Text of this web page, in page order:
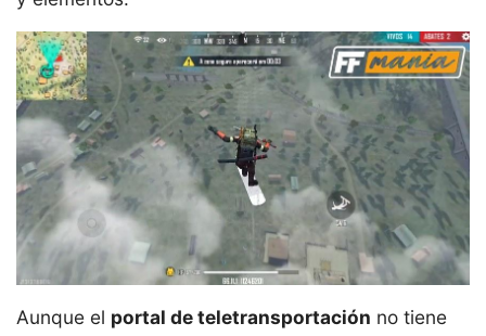
Aunque el portal de teletransportación no tiene